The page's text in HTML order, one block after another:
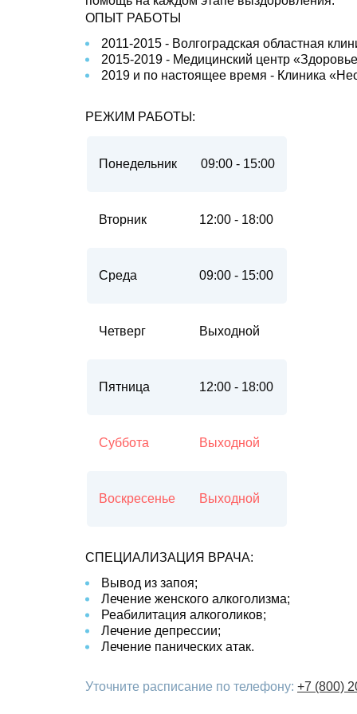
ОПЫТ РАБОТЫ
2011-2015 - Волгоградская областная
2015-2019 - Медицинский центр
2019 и по настоящее время - Клиника
РЕЖИМ РАБОТЫ:
Понедельник 09:00 - 15:00
Вторник 12:00 - 18:00
Среда 09:00 - 15:00
Четверг Выходной
Пятница 12:00 - 18:00
Суббота Выходной
Воскресенье Выходной
СПЕЦИАЛИЗАЦИЯ ВРАЧА:
Вывод из запоя;
Лечение женского алкоголизма;
Реабилитация алкоголиков;
Лечение депрессии;
Лечение панических атак.
Уточните расписание по телефону: +7 (800)